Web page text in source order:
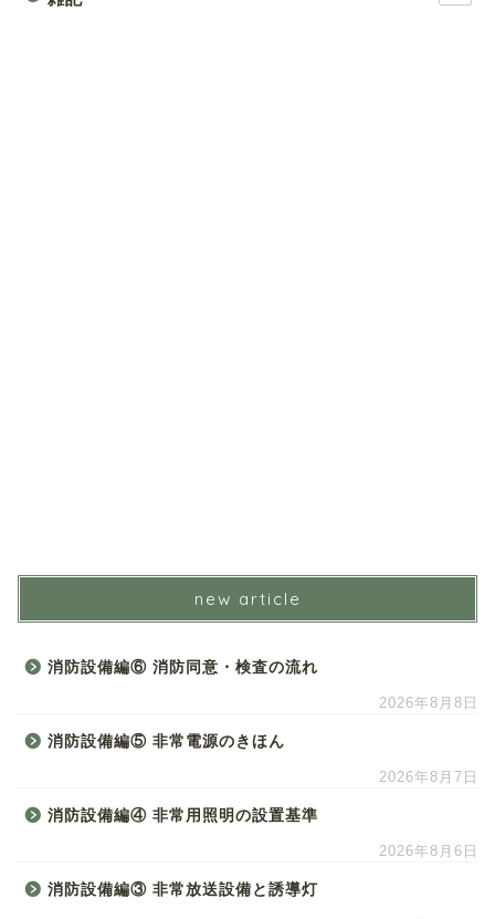
new article
消防設備編⑥ 消防同意・検査の流れ
2026年8月8日
消防設備編⑤ 非常電源のきほん
2026年8月7日
消防設備編④ 非常用照明の設置基準
2026年8月6日
消防設備編③ 非常放送設備と誘導灯